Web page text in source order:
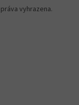
vyhrazena.